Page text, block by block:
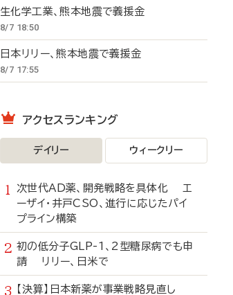
生化学工業、熊本地震で義援金
8/7 18:50
日本リリー、熊本地震で義援金
8/7 17:55
アクセスランキング
デイリー ウィークリー
次世代AD薬、開発戦略を具体化 エ
ーザイ・井戸CSO、進行に応じたパイ
プライン構築
初の低分子GLP-1、2型糖尿病でも申
請 リリー、日米で
【決算】日本新薬が事業戦略見直し